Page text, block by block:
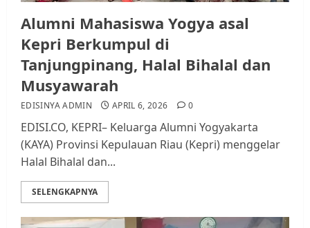
Alumni Mahasiswa Yogya asal
Kepri Berkumpul di
Tanjungpinang, Halal Bihalal dan
Musyawarah
EDISINYA ADMIN APRIL 6, 2026 0
EDISI.CO, KEPRI– Keluarga Alumni Yogyakarta
(KAYA) Provinsi Kepulauan Riau (Kepri) menggelar
Halal Bihalal dan...
SELENGKAPNYA